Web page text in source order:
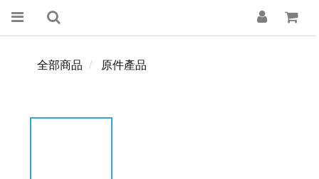
全部商品 原件產品